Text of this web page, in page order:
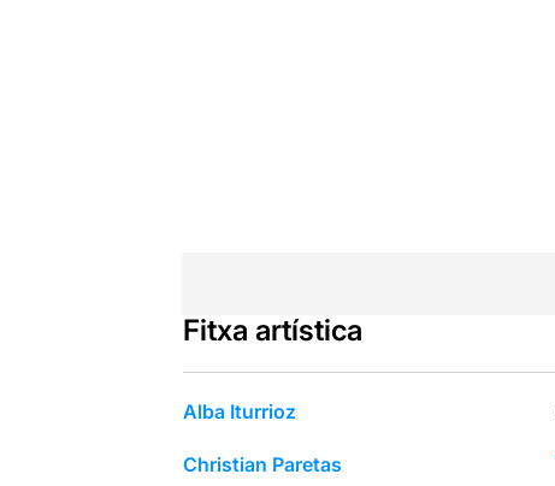
Fitxa artística
Alba Iturrioz
Christian Paretas